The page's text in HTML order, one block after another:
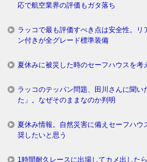
応で航空業界の評価もガタ落ち
ラッコで最も評価すべき点は安全性。
ン付きが全グレード標準装備
夏休みに被災した時のセーフハウスを考
ラッコのテッパン問題、田川さんに聞い
た」。なぜそのままなのか判明
夏休み情報。自然災害に備えセーフハ
奨したいと思う
1時間耐久レースに出場してカメ出した